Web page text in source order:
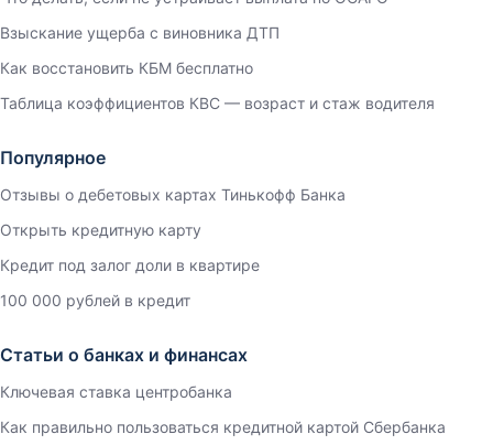
Взыскание ущерба с виновника ДТП
Как восстановить КБМ бесплатно
Таблица коэффициентов КВС — возраст и стаж водителя
Популярное
Отзывы о дебетовых картах Тинькофф Банка
Открыть кредитную карту
Кредит под залог доли в квартире
100 000 рублей в кредит
Статьи о банках и финансах
Ключевая ставка центробанка
Как правильно пользоваться кредитной картой Сбербанка